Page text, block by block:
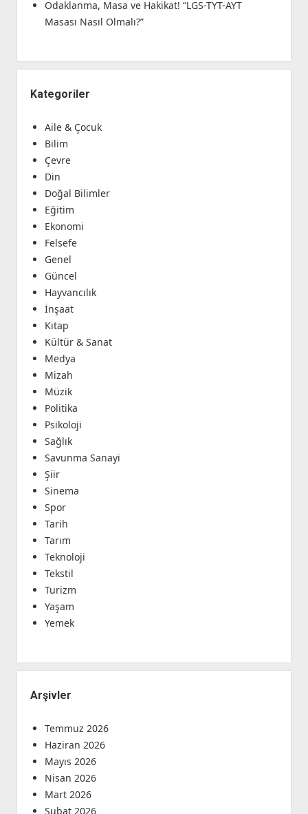
Odaklanma, Masa ve Hakikat! “LGS-TYT-AYT
Masası Nasıl Olmalı?”
Kategoriler
Aile & Çocuk
Bilim
Çevre
Din
Doğal Bilimler
Eğitim
Ekonomi
Felsefe
Genel
Güncel
Hayvancılık
İnşaat
Kitap
Kültür & Sanat
Medya
Mizah
Müzik
Politika
Psikoloji
Sağlık
Savunma Sanayi
Şiir
Sinema
Spor
Tarih
Tarım
Teknoloji
Tekstil
Turizm
Yaşam
Yemek
Arşivler
Temmuz 2026
Haziran 2026
Mayıs 2026
Nisan 2026
Mart 2026
Şubat 2026